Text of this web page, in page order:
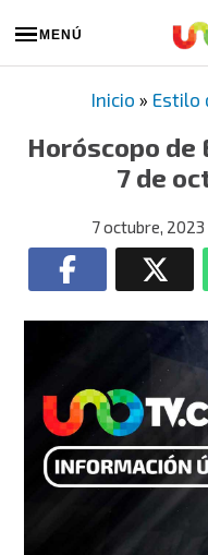
MENÚ
Inicio » Estilo
Horóscopo de
7 de
7 octubre, 2023